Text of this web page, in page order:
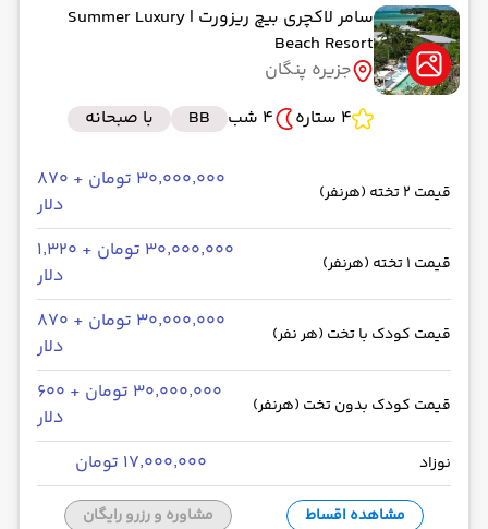
سامر لاکچری بیچ ریزورت | Summer Luxury
Beach Resort
جزیره پنگان
4 ستاره
4 شب BB با صبحانه
قیمت 2 تخته (هرنفر)
۳۰٬۰۰۰٬۰۰۰ تومان + ۸۷۰
دلار
قیمت 1 تخته (هرنفر)
۳۰٬۰۰۰٬۰۰۰ تومان + ۱٬۳۲۰
دلار
قیمت کودک با تخت (هر نفر)
۳۰٬۰۰۰٬۰۰۰ تومان + ۸۷۰
دلار
قیمت کودک بدون تخت (هرنفر)
۳۰٬۰۰۰٬۰۰۰ تومان + ۶۰۰
دلار
نوزاد ۱۷٬۰۰۰٬۰۰۰ تومان
مشاهده اقساط مشاوره و رزرو رایگان